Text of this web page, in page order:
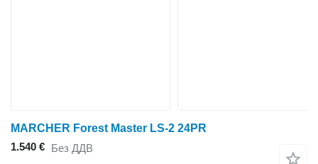
MARCHER Forest Master LS-2 24PR
1.540 € Без ДДВ